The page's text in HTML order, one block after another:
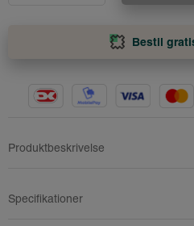
Bestil
Produktbeskrivelse
Specifikationer